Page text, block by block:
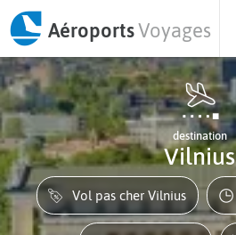
AéroportsVoyages
destination
Vilnius
Vol pas cher Vilnius